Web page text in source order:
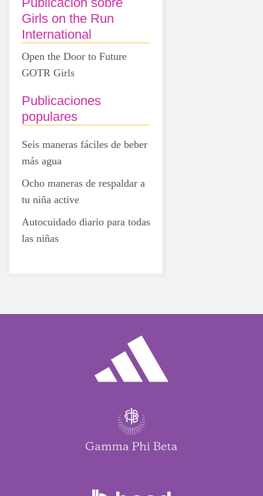
Girls on the Run
International
Open the Door to Future
GOTR Girls
Publicaciones
populares
Seis maneras fáciles de beber
más agua
Ocho maneras de respaldar a
tu niña active
Autocuidado diario para todas
las niñas